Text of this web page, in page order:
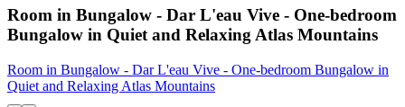
Room in Bungalow - Dar L'eau Vive - One-bedroom
Bungalow in Quiet and Relaxing Atlas Mountains
Room in Bungalow - Dar L'eau Vive - One-bedroom Bungalow in
Quiet and Relaxing Atlas Mountains